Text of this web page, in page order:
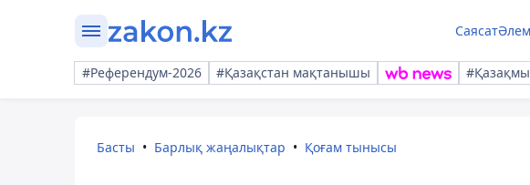
СаясатӘлем
#Референдум-2026 #Қазақстан мақтанышы
Басты Барлық жаңалықтар Қоғам тынысы